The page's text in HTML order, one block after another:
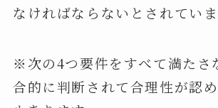
なければならないとされていま
※次の4つ要件をすべて満たさ
合的に判断されて合理性が認